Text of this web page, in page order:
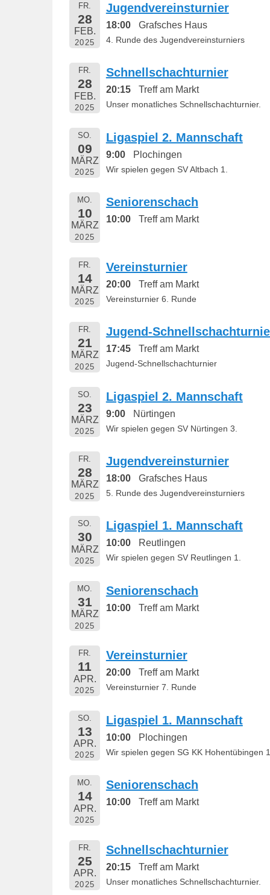
FR.
28
FEB.
2025
Jugendvereinsturnier
18:00 Grafsches Haus
4. Runde des Jugendvereinsturniers
FR.
28
FEB.
2025
Schnellschachturnier
20:15 Treff am Markt
Unser monatliches Schnellschachturnier.
SO.
09
MÄRZ
2025
Ligaspiel 2. Mannschaft
9:00 Plochingen
Wir spielen gegen SV Altbach 1.
MO.
10
MÄRZ
2025
Seniorenschach
10:00 Treff am Markt
FR.
14
MÄRZ
2025
Vereinsturnier
20:00 Treff am Markt
Vereinsturnier 6. Runde
FR.
21
MÄRZ
2025
Jugend-
17:45 Treff am Markt
Jugend-Schnellschachturnier
SO.
23
MÄRZ
2025
Ligaspiel 2. Mannschaft
9:00 Nürtingen
Wir spielen gegen SV Nürtingen 3.
FR.
28
MÄRZ
2025
Jugendvereinsturnier
18:00 Grafsches Haus
5. Runde des Jugendvereinsturniers
SO.
30
MÄRZ
2025
Ligaspiel 1. Mannschaft
10:00 Reutlingen
Wir spielen gegen SV Reutlingen 1.
MO.
31
MÄRZ
2025
Seniorenschach
10:00 Treff am Markt
FR.
11
APR.
2025
Vereinsturnier
20:00 Treff am Markt
Vereinsturnier 7. Runde
SO.
13
APR.
2025
Ligaspiel 1. Mannschaft
10:00 Plochingen
Wir spielen gegen SG KK Hohentübingen
MO.
14
APR.
2025
Seniorenschach
10:00 Treff am Markt
FR.
25
APR.
2025
Schnellschachturnier
20:15 Treff am Markt
Unser monatliches Schnellschachturnier.